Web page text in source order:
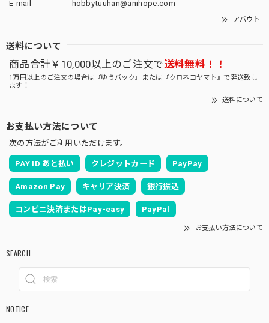
E-mail
hobbytuuhan@anihope.com
アバウト
送料について
商品合計￥10,000以上のご注文で送料無料！！
1万円以上のご注文の場合は『ゆうパック』または『クロネコヤマト』で発送致し
ます！
送料について
お支払い方法について
次の方法がご利用いただけます。
PAY ID あと払い クレジットカード PayPay
Amazon Pay キャリア決済 銀行振込
コンビニ決済またはPay-easy PayPal
お支払い方法について
SEARCH
NOTICE